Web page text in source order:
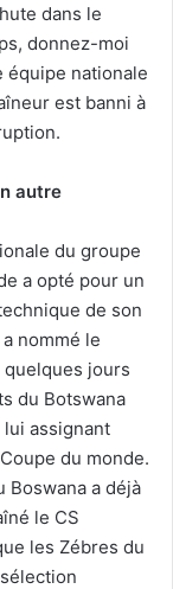
dans le
donnez-moi
équipe nationale
est banni à
autre
du groupe
a opté pour un
de son
nommé le
quelques jours
du Botswana
assignant
du monde.
Boswana a déjà
le CS
les Zébres du